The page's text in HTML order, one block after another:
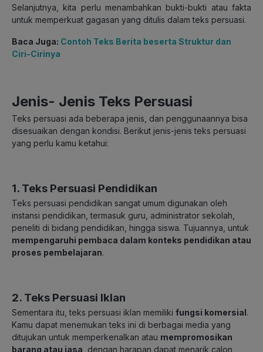
Selanjutnya, kita perlu menambahkan bukti-bukti atau fakta
untuk memperkuat gagasan yang ditulis dalam teks persuasi.
Baca Juga: Contoh Teks Berita beserta Struktur dan
Ciri-Cirinya
Jenis- Jenis Teks Persuasi
Teks persuasi ada beberapa jenis, dan penggunaannya bisa
disesuaikan dengan kondisi. Berikut jenis-jenis teks persuasi
yang perlu kamu ketahui:
1. Teks Persuasi Pendidikan
Teks persuasi pendidikan sangat umum digunakan oleh
instansi pendidikan, termasuk guru, administrator sekolah,
peneliti di bidang pendidikan, hingga siswa. Tujuannya, untuk
mempengaruhi pembaca dalam konteks pendidikan atau
proses pembelajaran.
2. Teks Persuasi Iklan
Sementara itu, teks persuasi iklan memiliki fungsi komersial.
Kamu dapat menemukan teks ini di berbagai media yang
ditujukan untuk memperkenalkan atau mempromosikan
barang atau jasa , dengan harapan dapat menarik calon